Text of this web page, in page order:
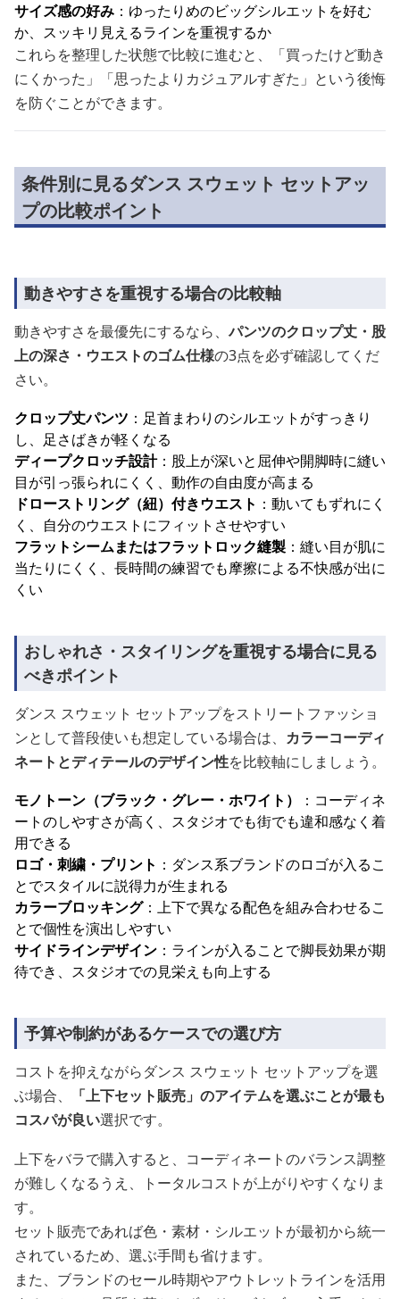
サイズ感の好み ：ゆったりめのビッグシルエットを好む
か、スッキリ見えるラインを重視するか
これらを整理した状態で比較に進むと、「買ったけど動き
にくかった」「思ったよりカジュアルすぎた」という後悔
を防ぐことができます。
条件別に見るダンス スウェット セットアッ
プの比較ポイント
動きやすさを重視する場合の比較軸
動きやすさを最優先にするなら、パンツのクロップ丈・股
上の深さ・ウエストのゴム仕様の3点を必ず確認してくだ
さい。
クロップ丈パンツ ：足首まわりのシルエットがすっきり
し、足さばきが軽くなる
ディープクロッチ設計：股上が深いと屈伸や開脚時に縫い
目が引っ張られにくく、動作の自由度が高まる
ドローストリング（紐）付きウエスト ：動いてもずれにく
く、自分のウエストにフィットさせやすい
フラットシームまたはフラットロック縫製 ：縫い目が肌に
当たりにくく、長時間の練習でも摩擦による不快感が出に
くい
おしゃれさ・スタイリングを重視する場合に見る
べきポイント
ダンス スウェット セットアップをストリートファッショ
ンとして普段使いも想定している場合は、 カラーコーディ
ネートとディテールのデザイン性を比較軸にしましょう。
モノトーン（ブラック・グレー・ホワイト）
：コーディネ
ートのしやすさが高く、スタジオでも街でも違和感なく着
用できる
ロゴ・刺繍・プリント ：ダンス系ブランドのロゴが入るこ
とでスタイルに説得力が生まれる
カラーブロッキング：上下で異なる配色を組み合わせるこ
とで個性を演出しやすい
サイドラインデザイン ：ラインが入ることで脚長効果が期
待でき、スタジオでの見栄えも向上する
予算や制約があるケースでの選び方
コストを抑えながらダンス スウェット セットアップを選
ぶ場合、
「上下セット販売」のアイテムを選ぶことが最も
コスパが良い選択です。
上下をバラで購入すると、コーディネートのバランス調整
が難しくなるうえ、トータルコストが上がりやすくなりま
す。
セット販売であれば色・素材・シルエットが最初から統一
されているため、選ぶ手間も省けます。
また、ブランドのセール時期やアウトレットラインを活用